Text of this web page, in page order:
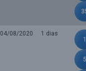
04/08/2020
1 dias
1
5